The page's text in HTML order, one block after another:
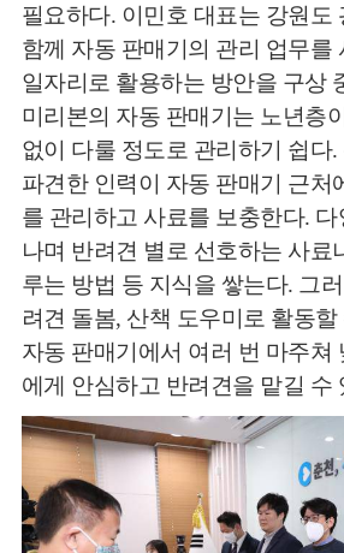
필요하다. 이민호 대표는 강원도
함께 자동 판매기의 관리 업무를
일자리로 활용하는 방안을 구상
미리본의 자동 판매기는 노년층
없이 다룰 정도로 관리하기 쉽다
파견한 인력이 자동 판매기 근처
를 관리하고 사료를 보충한다.
나며 반려견 별로 선호하는 사료
루는 방법 등 지식을 쌓는다. 그
려견 돌봄, 산책 도우미로 활동
자동 판매기에서 여러 번 마주쳐
에게 안심하고 반려견을 맡길 수